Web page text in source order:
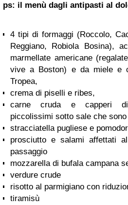
ps: il menù dagli antipasti al
4 tipi di formaggi (Roccolo,
Reggiano, Robiola Bosina),
marmellate americane
vive a Boston) e da miele e
Tropea,
crema di piselli e ribes,
carne cruda e capperi
piccolissimi sotto sale che
stracciatella pugliese e
prosciutto e salami affettati
passaggio
mozzarella di bufala campana
verdure crude
risotto al parmigiano con
tiramisù